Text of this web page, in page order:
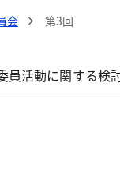
会
第3回
員活動に関する